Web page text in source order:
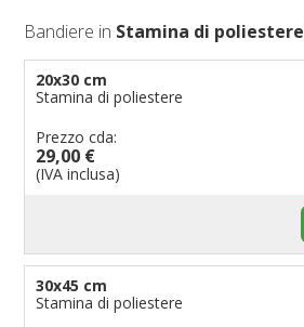
Bandiere in Stamina di poliestere
20x30 cm
Stamina di poliestere
Prezzo cda:
29,00 €
(IVA inclusa)
30x45 cm
Stamina di poliestere